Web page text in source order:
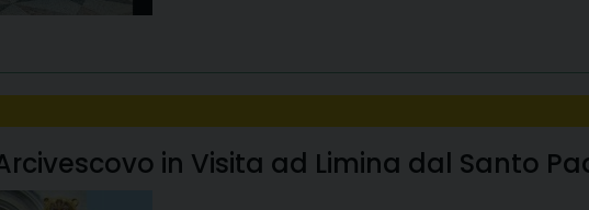
in Visita ad Limina dal Santo